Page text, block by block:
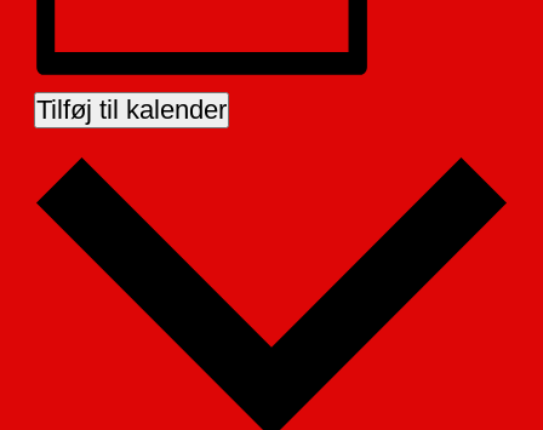
Tilføj til kalender